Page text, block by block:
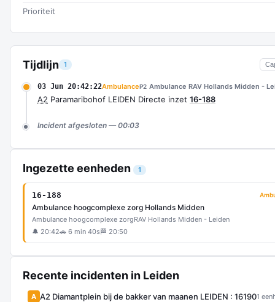
Tijdlijn 1
03 Jun 20:42:22AmbulanceP2 Ambulance RAV Hollands Midden -
A2 Paramaribohof LEIDEN Directe inzet 16-188
Incident afgesloten — 00:03
Ingezette eenheden 1
16-188
Ambulance hoogcomplexe zorg Hollands Midden
Ambulance hoogcomplexe zorgRAV Hollands Midden - Leiden
🔔 20:42🚗 6 min 40s 🏁 20:50
Recente incidenten in Leiden
A A2 Diamantplein bij de bakker van maanen LEIDEN : 161901
Prioriteit